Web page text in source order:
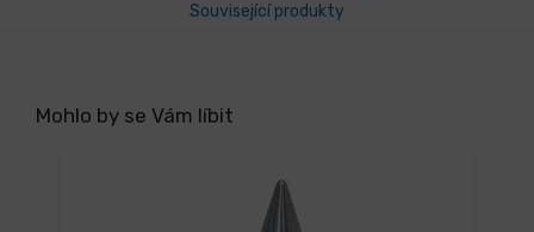
Související produkty
Mohlo by se Vám líbit